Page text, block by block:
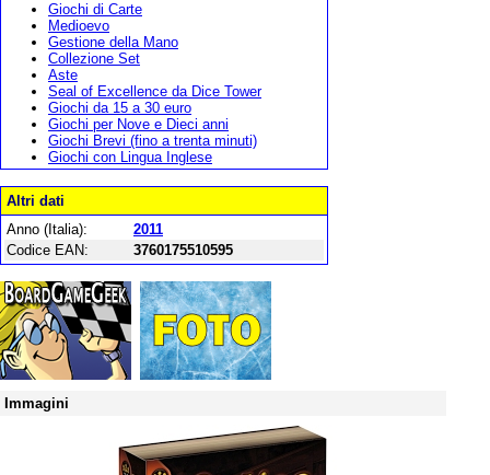
Giochi di Carte
Medioevo
Gestione della Mano
Collezione Set
Aste
Seal of Excellence da Dice Tower
Giochi da 15 a 30 euro
Giochi per Nove e Dieci anni
Giochi Brevi (fino a trenta minuti)
Giochi con Lingua Inglese
Altri dati
Anno (Italia):
2011
Codice EAN:
3760175510595
Immagini